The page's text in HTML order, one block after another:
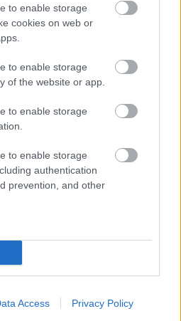
to enable storage
cookies on web or
to enable storage
of the website or app.
to enable storage
to enable storage
authentication
prevention, and other
Access Privacy Policy
Ruda Różaniecka vs. Unia
jest
albo innych spotkań
pewno znajdziesz takie informacje na
że nigdzie nie pojawi się stream online z
Rzeszów |ITA TOOLS Stal Mielec
Stal Rzeszów|Stal Mielec
| Stal Stalowa Wola|Wisła Kraków